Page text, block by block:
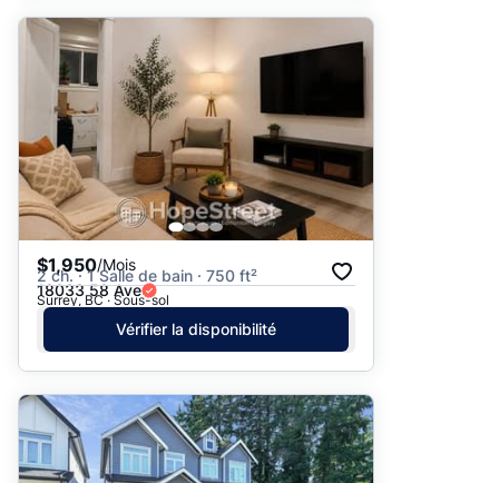
$1,950/Mois
2 ch. · 1 Salle de bain · 750 ft²
18033 58 Ave
Surrey, BC · Sous-sol
Vérifier la disponibilité